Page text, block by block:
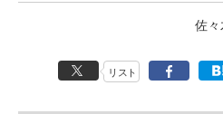
佐々
リスト